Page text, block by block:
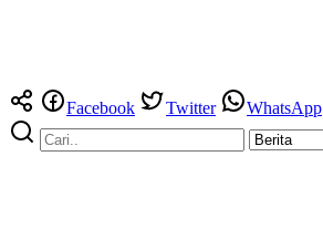
Facebook Twitter WhatsApp